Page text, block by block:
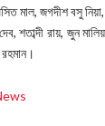
মাল, জগদীশ বসু
শতাব্দী রায়, জুন